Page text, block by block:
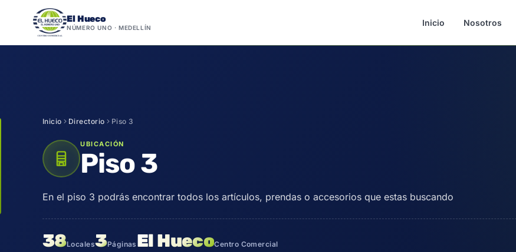
El Hueco
NÚMERO UNO · MEDELLÍN Inicio Nosotros
Inicio Directorio Piso 3
UBICACIÓN
Piso 3
En el piso 3 podrás encontrar todos los artículos, prendas o accesorios que estas buscando
38Locales3Páginas El HuecoCentro Comercial